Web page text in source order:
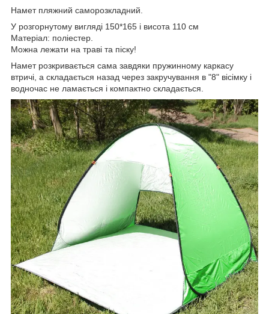
Намет пляжний саморозкладний.
У розгорнутому вигляді 150*165 і висота 110 см
Матеріал: поліестер.
Можна лежати на траві та піску!
Намет розкривається сама завдяки пружинному каркасу
втричі, а складається назад через закручування в "8" вісімку і
водночас не ламається і компактно складається.